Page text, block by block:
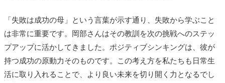
「失敗は成功の母」という言葉が示す通り、失敗から学ぶこと
は非常に重要です。岡部さんはその教訓を次の挑戦へのステッ
プアップに活かしてきました。ポジティブシンキングは、彼が
持つ成功の原動力そのものです。この考え方を私たちも日常生
活に取り入れることで、より良い未来を切り開く力となるでし